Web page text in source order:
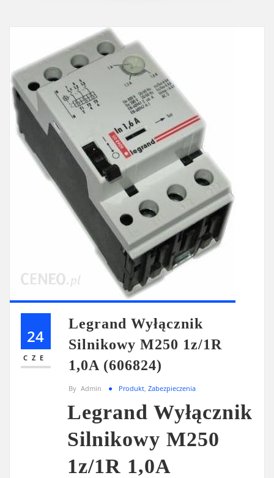
24
CZE
Legrand Wyłącznik
Silnikowy M250 1z/1R
1,0A (606824)
By Admin Produkt Zabezpieczenia
Legrand Wyłącznik
Silnikowy M250
1z/1R 1,0A